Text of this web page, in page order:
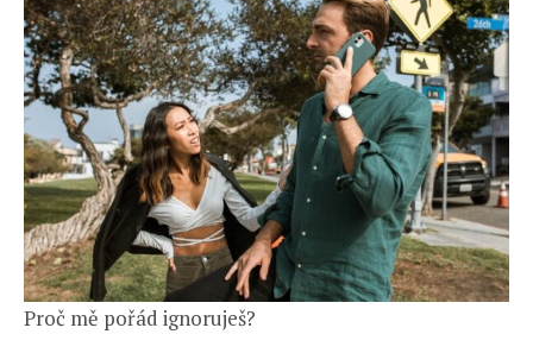
Proč mě pořád ignoruješ?